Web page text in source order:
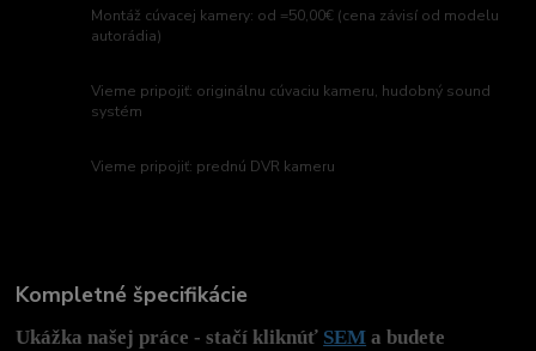
Montáž cúvacej kamery: od =50,00€ (cena závisí od modelu
autorádia)
Vieme pripojiť: originálnu cúvaciu kameru, hudobný sound
systém
Vieme pripojiť: prednú DVR kameru
Kompletné špecifikácie
Ukážka našej práce - stačí kliknúť SEM a budete